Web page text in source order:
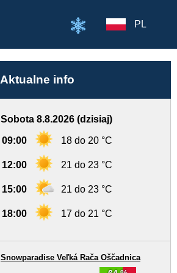
PL
Aktualne info
Sobota 8.8.2026 (dzisiaj)
09:00 18 do 20 °C
12:00 21 do 23 °C
15:00 21 do 23 °C
18:00 17 do 21 °C
Snowparadise Veľká Rača Oščadnica